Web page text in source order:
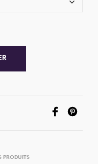
PRODUITS